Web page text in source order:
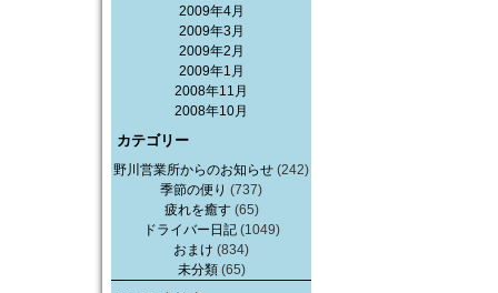
2009年4月
2009年3月
2009年2月
2009年1月
2008年11月
2008年10月
カテゴリー
野川営業所からのお知らせ (242)
季節の便り (737)
疲れを癒す(65)
ドライバー日記(1049)
おまけ (834)
未分類(65)